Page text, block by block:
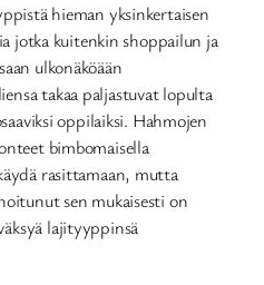
hieman yksinkertaisen
jotka kuitenkin shoppailun ja
ulkonäköään
takaa paljastuvat lopulta
oppilaiksi. Hahmojen
bimbomaisella
rasittamaan, mutta
sen mukaisesti on
lajityyppinsä